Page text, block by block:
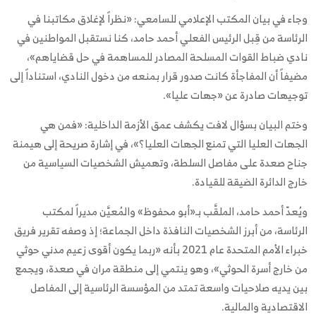
وجاء في بيان المكتب الإعلامي للسامعي: «نظراً لإغلاق مكاتبنا في
الرئاسة من قِبل الرئيس الفعلي أحمد حامد، كنا نستقبل المواطنين في
نادي ضباط القوات المسلحة المصادر للمساهمة في حل قضاياهم»،
مضيفاً أن المفاجأة كانت صدور قرار بمنعه من دخول النادي، استناداً إلى
توجيهات صادرة عن «جهات عليا».
وختم البيان بسؤال لافت يكشف عمق الأزمة الداخلية: «فمن هي
الجهات العليا التي تمنع الجهات العليا؟»، في إشارة صريحة إلى هيمنة
جناح صعدة على مفاصل السلطة، وتهميش الشخصيات السياسية من
خارج الدائرة الضيقة للقيادة.
ويُعدّ أحمد حامد، الملقَّب بـ«أبو محفوظ» والمُعيَّن مديراً لمكتب
الرئاسة، من أبرز الشخصيات النافذة داخل الجماعة؛ إذ وصفه تقرير فريق
خبراء الأمم المتحدة عام 2021 بأنه «ربما يكون أقوى زعيم مدني حوثي
من خارج أسرة الحوثي»، وهو ينتمي إلى منطقة مران في صعدة، ويجمع
بين يديه صلاحيات واسعة تمتد من المؤسسة الرئاسية إلى المفاصل
الاقتصادية والمالية.